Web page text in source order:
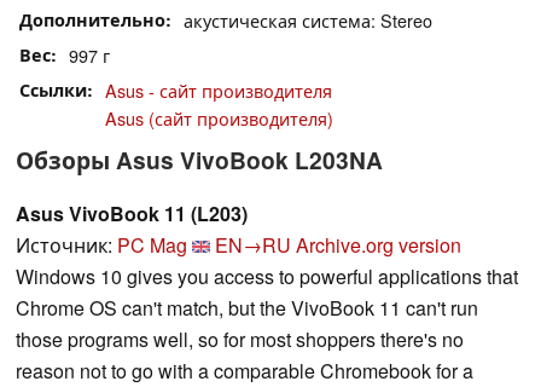
Дополнительно акустическая система: Stereo
Вес 997 г
Ссылки
Asus - сайт производителя
Asus (сайт производителя)
Обзоры Asus VivoBook L203NA
Asus VivoBook 11 (L203)
Источник: PC Mag EN→RU Archive.org version
Windows 10 gives you access to powerful applications that
Chrome OS can't match, but the VivoBook 11 can't run
those programs well, so for most shoppers there's no
reason not to go with a comparable Chromebook for a